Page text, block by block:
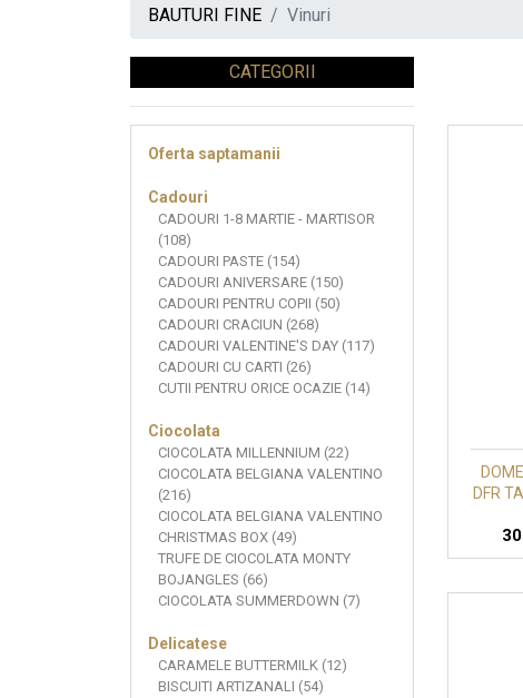
BAUTURI FINE Vinuri
CATEGORII
Oferta saptamanii
Cadouri
CADOURI 1-8 MARTIE - MARTISOR
(108)
CADOURI PASTE (154)
CADOURI ANIVERSARE (150)
CADOURI PENTRU COPII (50)
CADOURI CRACIUN (268)
CADOURI VALENTINE'S DAY (117)
CADOURI CU CARTI (26)
CUTII PENTRU ORICE OCAZIE (14)
Ciocolata
CIOCOLATA MILLENNIUM (22)
CIOCOLATA BELGIANA VALENTINO
(216)
CIOCOLATA BELGIANA VALENTINO
CHRISTMAS BOX (49)
TRUFE DE CIOCOLATA MONTY
BOJANGLES (66)
CIOCOLATA SUMMERDOWN (7)
Delicatese
CARAMELE BUTTERMILK (12)
BISCUITI ARTIZANALI (54)
DFR